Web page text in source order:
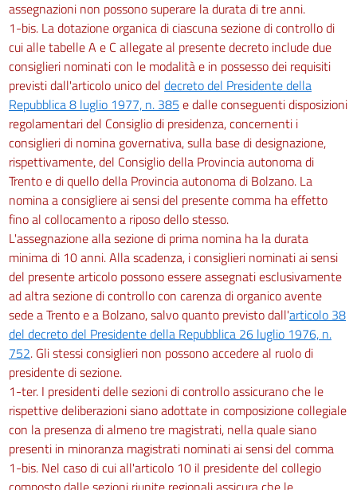
assegnazioni non possono superare la durata di tre anni.
1-bis. La dotazione organica di ciascuna sezione di controllo di
cui alle tabelle A e C allegate al presente decreto include due
consiglieri nominati con le modalità e in possesso dei requisiti
previsti dall'articolo unico del decreto del Presidente della
Repubblica 8 luglio 1977, n. 385 e dalle conseguenti disposizioni
regolamentari del Consiglio di presidenza, concernenti i
consiglieri di nomina governativa, sulla base di designazione,
rispettivamente, del Consiglio della Provincia autonoma di
Trento e di quello della Provincia autonoma di Bolzano. La
nomina a consigliere ai sensi del presente comma ha effetto
fino al collocamento a riposo dello stesso.
L'assegnazione alla sezione di prima nomina ha la durata
minima di 10 anni. Alla scadenza, i consiglieri nominati ai sensi
del presente articolo possono essere assegnati esclusivamente
ad altra sezione di controllo con carenza di organico avente
sede a Trento e a Bolzano, salvo quanto previsto dall'articolo 38
del decreto del Presidente della Repubblica 26 luglio 1976, n.
752. Gli stessi consiglieri non possono accedere al ruolo di
presidente di sezione.
1-ter. I presidenti delle sezioni di controllo assicurano che le
rispettive deliberazioni siano adottate in composizione collegiale
con la presenza di almeno tre magistrati, nella quale siano
presenti in minoranza magistrati nominati ai sensi del comma
1-bis. Nel caso di cui all'articolo 10 il presidente del collegio